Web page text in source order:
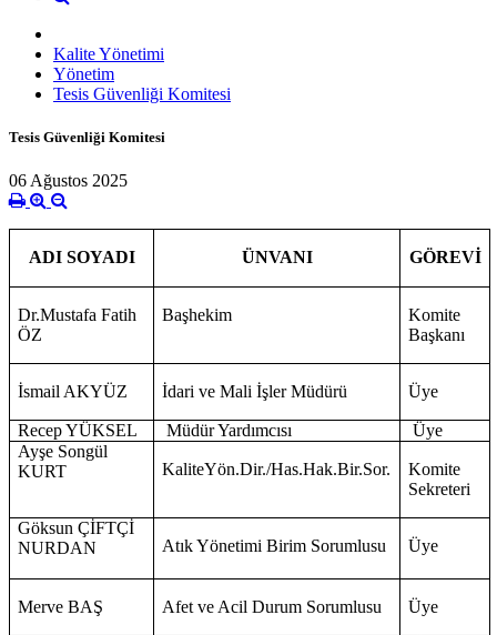
Kalite Yönetimi
Yönetim
Tesis Güvenliği Komitesi
Tesis Güvenliği Komitesi
06 Ağustos 2025
ADI SOYADI ÜNVANI GÖREVİ
Dr.Mustafa Fatih
ÖZ
Başhekim
Komite
Başkanı
İsmail AKYÜZ İdari ve Mali İşler Müdürü Üye
Recep YÜKSEL Müdür Yardımcısı
Üye
Ayşe Songül
KURT
KaliteYön.Dir./Has.Hak.Bir.Sor.
Komite
Sekreteri
Göksun ÇİFTÇİ
NURDAN
Atık Yönetimi Birim Sorumlusu Üye
Merve BAŞ Afet ve Acil Durum Sorumlusu Üye